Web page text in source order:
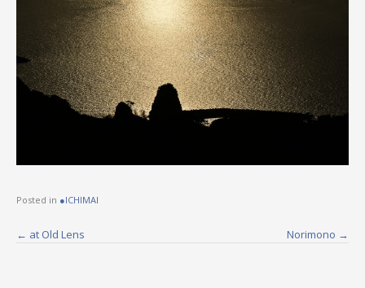
Posted in ●ICHIMAI
← at Old Lens Norimono →